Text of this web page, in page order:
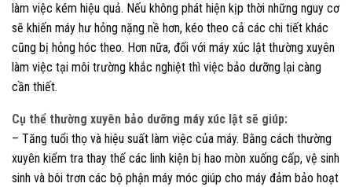
làm việc kém hiệu quả. Nếu không phát hiện kịp thời những nguy cơ
sẽ khiến máy hư hỏng nặng nề hơn, kéo theo cả các chi tiết khác
cũng bị hỏng hóc theo. Hơn nữa, đối với máy xúc lật thường xuyên
làm việc tại môi trường khắc nghiệt thì việc bảo dưỡng lại càng
cần thiết.
Cụ thể thường xuyên bảo dưỡng máy xúc lật sẽ giúp:
– Tăng tuổi thọ và hiệu suất làm việc của máy. Bằng cách thường
xuyên kiểm tra thay thế các linh kiện bị hao mòn xuống cấp, vệ sinh
sinh và bôi trơn các bộ phận máy móc giúp cho máy đảm bảo hoạt